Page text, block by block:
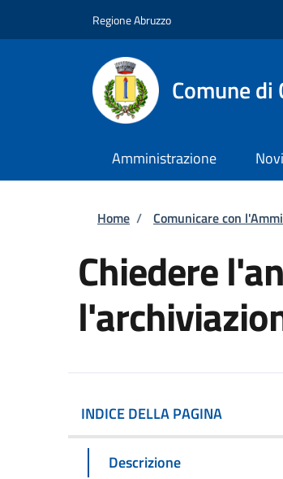
Regione Abruzzo
Comune
Amministrazione
Briciole di
Home / Comunicare con
Chiedere
INDICE DELLA PAGINA
Descrizione